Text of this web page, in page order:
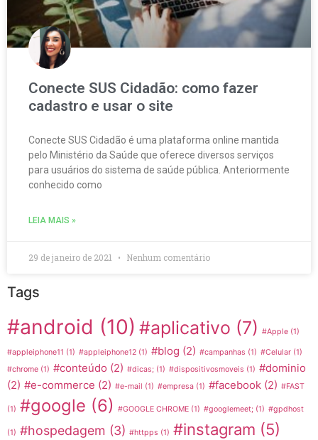
Conecte SUS Cidadão: como fazer
cadastro e usar o site
Conecte SUS Cidadão é uma plataforma online mantida
pelo Ministério da Saúde que oferece diversos serviços
para usuários do sistema de saúde pública. Anteriormente
conhecido como
LEIA MAIS »
29 de janeiro de 2021 Nenhum comentário
Tags
#android (10) #aplicativo (7) #Apple (1)
#appleiphone11 (1) #appleiphone12 (1) #blog (2) #campanhas (1) #Celular (1)
#chrome (1) #conteúdo (2) #dicas; (1) #dispositivosmoveis (1) #dominio
(2) #e-commerce (2) #e-mail (1) #empresa (1) #facebook (2) #FAST
(1) #google (6) #GOOGLE CHROME (1) #googlemeet; (1) #gpdhost
(1) #hospedagem (3) #httpps (1) #instagram (5)